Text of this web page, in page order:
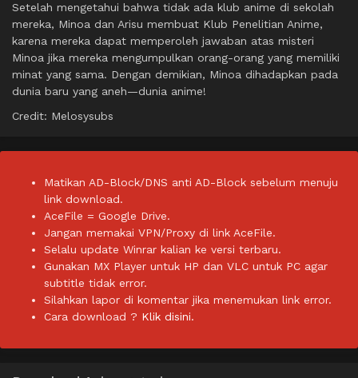
Setelah mengetahui bahwa tidak ada klub anime di sekolah
mereka, Minoa dan Arisu membuat Klub Penelitian Anime,
karena mereka dapat memperoleh jawaban atas misteri
Minoa jika mereka mengumpulkan orang-orang yang memiliki
minat yang sama. Dengan demikian, Minoa dihadapkan pada
dunia baru yang aneh—dunia anime!
Credit: Melosysubs
Matikan AD-Block/DNS anti AD-Block sebelum menuju
link download.
AceFile = Google Drive.
Jangan memakai VPN/Proxy di link AceFile.
Selalu update Winrar kalian ke versi terbaru.
Gunakan MX Player untuk HP dan VLC untuk PC agar
subtitle tidak error.
Silahkan lapor di komentar jika menemukan link error.
Cara download ? Klik disini.